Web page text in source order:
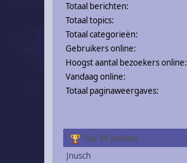
Totaal berichten:
Totaal topics:
Totaal categorieën:
Gebruikers online:
Hoogst aantal bezoekers online:
Vandaag online:
Totaal paginaweergaves:
Top 10 posters
Jnusch